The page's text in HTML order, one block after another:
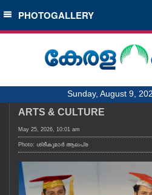
SECTIONS
HOME
NOTIFIED NEWS
KERALA
LOCAL
PHOTOGALLERY
Sunday, August 9,
ARTS & CULTURE
May 25, 2026, 10:01 am
Photo: ശ്രീകുമാർ ആലപ്ര